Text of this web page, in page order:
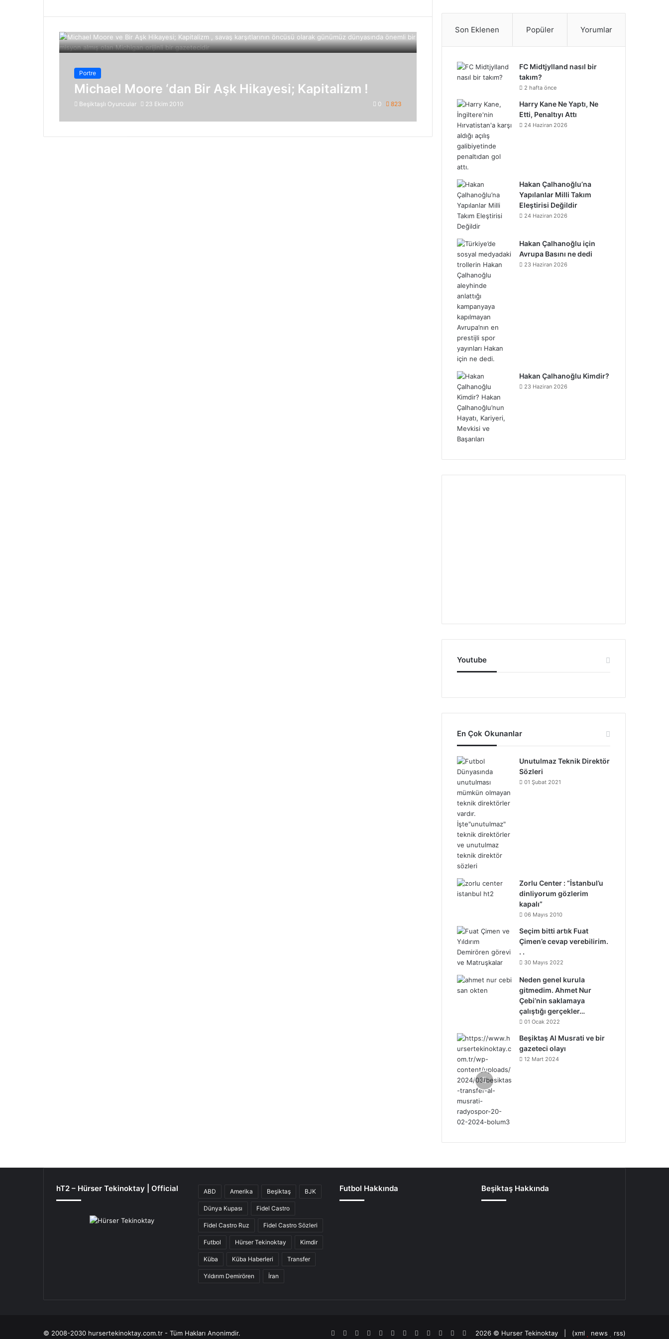
Portre
Michael Moore ‘dan Bir Aşk Hikayesi; Kapitalizm !
Beşiktaşlı Oyuncular 23 Ekim 2010 0 823
o
o
k
e
r
r
e
s
t
d
n
b
r
s
t
a
r
a
m
o
t
i
y
T
o
r
e
o
n
Son Eklenen Popüler Yorumlar
FC Midtjylland nasıl bir
takım?
2 hafta önce
Harry Kane Ne Yaptı, Ne
Etti, Penaltıyı Attı
24 Haziran 2026
Hakan Çalhanoğlu’na
Yapılanlar Milli Takım
Eleştirisi Değildir
24 Haziran 2026
Hakan Çalhanoğlu için
Avrupa Basını ne dedi
23 Haziran 2026
Hakan Çalhanoğlu Kimdir?
23 Haziran 2026
Youtube
En Çok Okunanlar
Unutulmaz Teknik Direktör
Sözleri
01 Şubat 2021
Zorlu Center : “İstanbul’u
dinliyorum gözlerim
kapalı”
06 Mayıs 2010
Seçim bitti artık Fuat
Çimen’e cevap verebilirim.
. .
30 Mayıs 2022
Neden genel kurula
gitmedim. Ahmet Nur
Çebi’nin saklamaya
çalıştığı gerçekler…
01 Ocak 2022
Beşiktaş Al Musrati ve bir
gazeteci olayı
12 Mart 2024
hT2 – Hürser Tekinoktay | Official ABD Amerika Beşiktaş BJK
Dünya Kupası Fidel Castro
Fidel Castro Ruz Fidel Castro Sözleri
Futbol Hürser Tekinoktay Kimdir
Küba Küba Haberleri Transfer
Yıldırım Demirören İran
Futbol Hakkında Beşiktaş Hakkında
© 2008-2030 hursertekinoktay.com.tr - Tüm Hakları Anonimdir. 2026 © Hurser Tekinoktay | (xml news rss)
RSS Facebook
TwitterPinterestLinkedInYouTubeTumblrSoundCloud
Instagram
SpotifyTikTokPatreon